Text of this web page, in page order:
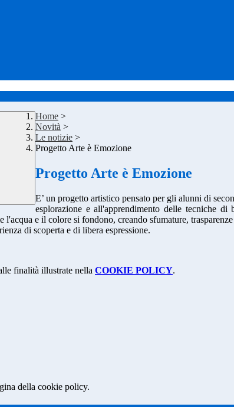
Home >
Novità >
Le notizie >
Progetto Arte è Emozione
Progetto Arte è Emozione
E’ un progetto artistico pensato per gli alunni di
esplorazione e all'apprendimento delle tecniche di
e il colore si fondono, creando sfumature,
di scoperta e di libera espressione.
finalità illustrate nella COOKIE POLICY.
della cookie policy.